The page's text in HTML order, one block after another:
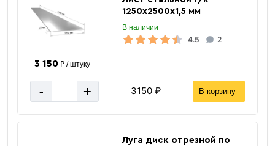
1250х2500х1,5 мм
В наличии
4.5 2
3 150₽ / штуку
- + 3150 ₽ В корзину
Луга диск отрезной по
«Быстрый заказ»